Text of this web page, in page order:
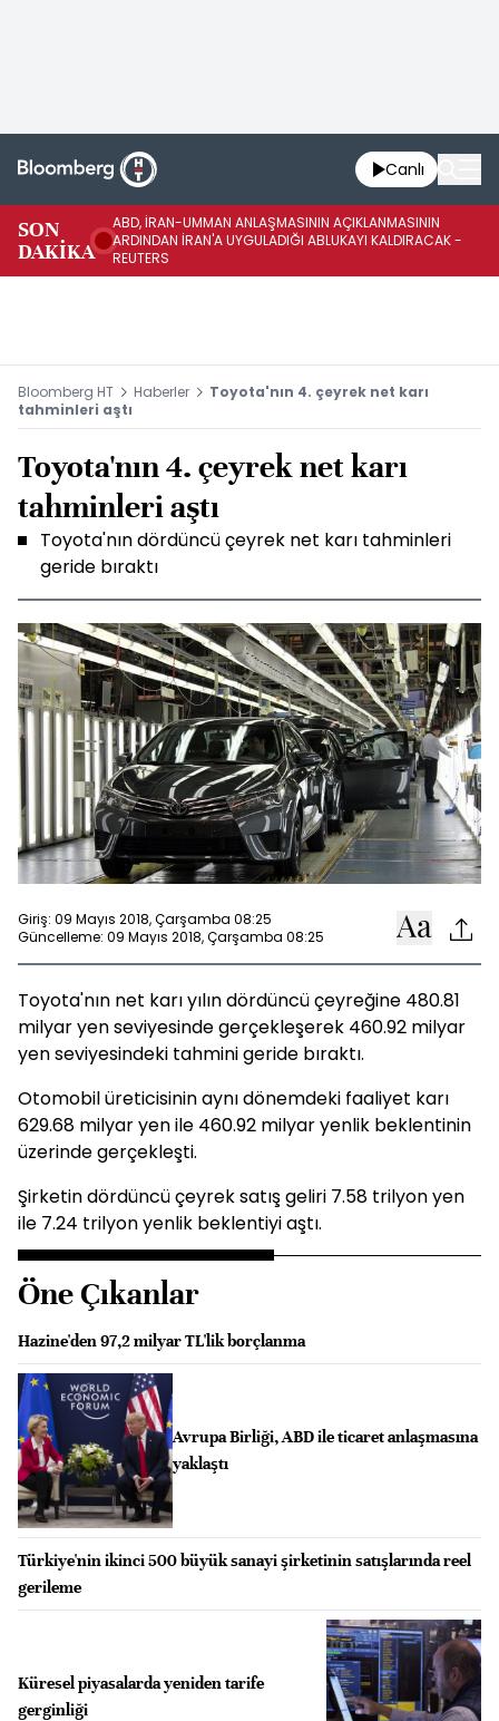
Canlı
SON
DAKİKA
ABD, İRAN-UMMAN ANLAŞMASININ AÇIKLANMASININ
ARDINDAN İRAN'A UYGULADIĞI ABLUKAYI KALDIRACAK -
REUTERS
Bloomberg HT Haberler
Toyota'nın 4. çeyrek net karı
tahminleri aştı
Toyota'nın 4. çeyrek net karı
tahminleri aştı
Toyota'nın dördüncü çeyrek net karı tahminleri
geride bıraktı
Giriş: 09 Mayıs 2018, Çarşamba 08:25
Güncelleme: 09 Mayıs 2018, Çarşamba 08:25
Toyota'nın net karı yılın dördüncü çeyreğine 480.81
milyar yen seviyesinde gerçekleşerek 460.92 milyar
yen seviyesindeki tahmini geride bıraktı.
Otomobil üreticisinin aynı dönemdeki faaliyet karı
629.68 milyar yen ile 460.92 milyar yenlik beklentinin
üzerinde gerçekleşti.
Şirketin dördüncü çeyrek satış geliri 7.58 trilyon yen
ile 7.24 trilyon yenlik beklentiyi aştı.
Öne Çıkanlar
Hazine'den 97,2 milyar TL'lik borçlanma
Avrupa Birliği, ABD ile ticaret anlaşmasına
yaklaştı
Türkiye'nin ikinci 500 büyük sanayi şirketinin satışlarında reel
gerileme
Küresel piyasalarda yeniden tarife
gerginliği